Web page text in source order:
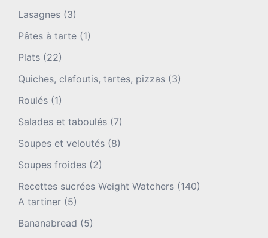
Lasagnes (3)
Pâtes à tarte (1)
Plats (22)
Quiches, clafoutis, tartes, pizzas (3)
Roulés (1)
Salades et taboulés (7)
Soupes et veloutés (8)
Soupes froides (2)
Recettes sucrées Weight Watchers (140)
A tartiner (5)
Bananabread (5)